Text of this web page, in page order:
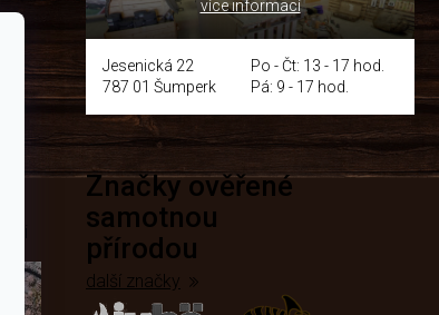
více informací
Jesenická 22
787 01 Šumperk
Po - Čt: 13 - 17 hod.
Pá: 9 - 17 hod.
Značky ověřené
samotnou
přírodou
další značky